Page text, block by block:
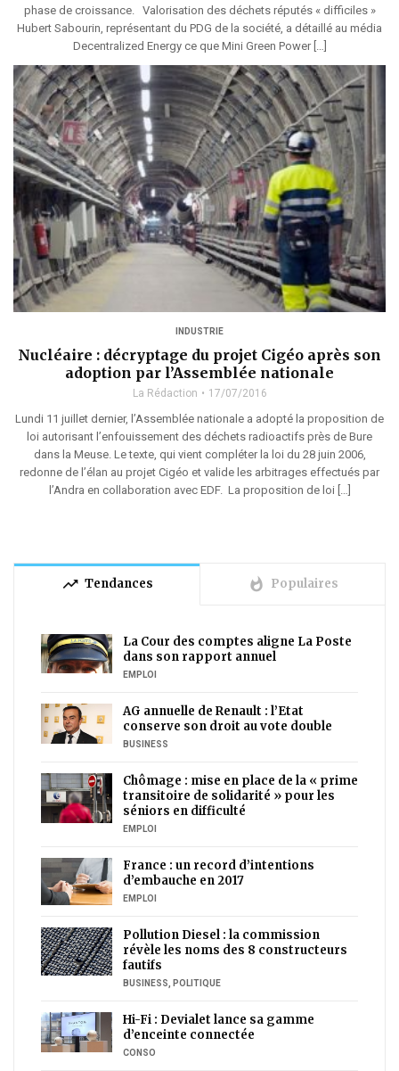
phase de croissance. Valorisation des déchets réputés « difficiles »
Hubert Sabourin, représentant du PDG de la société, a détaillé au média
Decentralized Energy ce que Mini Green Power […]
INDUSTRIE
Nucléaire : décryptage du projet Cigéo après son
adoption par l’Assemblée nationale
La Rédaction 17/07/2016
Lundi 11 juillet dernier, l’Assemblée nationale a adopté la proposition de
loi autorisant l’enfouissement des déchets radioactifs près de Bure
dans la Meuse. Le texte, qui vient compléter la loi du 28 juin 2006,
redonne de l’élan au projet Cigéo et valide les arbitrages effectués par
l’Andra en collaboration avec EDF. La proposition de loi […]
trending_up Tendances whatshot Populaires
La Cour des comptes aligne La Poste
dans son rapport annuel
EMPLOI
AG annuelle de Renault : l’Etat
conserve son droit au vote double
BUSINESS
Chômage : mise en place de la « prime
transitoire de solidarité » pour les
séniors en difficulté
EMPLOI
France : un record d’intentions
d’embauche en 2017
EMPLOI
Pollution Diesel : la commission
révèle les noms des 8 constructeurs
fautifs
BUSINESS, POLITIQUE
Hi-Fi : Devialet lance sa gamme
d’enceinte connectée
CONSO